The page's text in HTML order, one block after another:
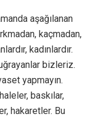
aşağılanan
kaçmadan,
kadınlardır.
bizleriz.
yapmayın.
baskılar,
hakaretler. Bu